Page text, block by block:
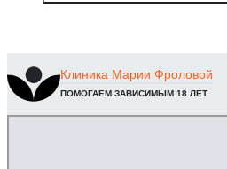
Клиника Марии Фроловой
ПОМОГАЕМ ЗАВИСИМЫМ 18 ЛЕТ